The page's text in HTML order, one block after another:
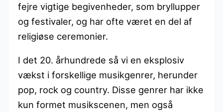
fejre vigtige begivenheder, som bryllupper
og festivaler, og har ofte været en del af
religiøse ceremonier.
I det 20. århundrede så vi en eksplosiv
vækst i forskellige musikgenrer, herunder
pop, rock og country. Disse genrer har ikke
kun formet musikscenen, men også